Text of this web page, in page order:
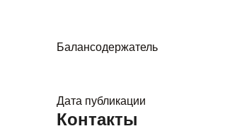
Балансодержатель
Дата публикации
Контакты